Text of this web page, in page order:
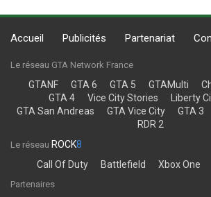
Accueil Publicités Partenariat
Le réseau GTA Network France
GTANF GTA 6 GTA 5 GTAMulti
GTA 4
Vice City Stories
Liberty
GTA San Andreas
GTA Vice City GTA 3
RDR 2
Le réseau ROCK8
Call Of Duty
Battlefield Xbox One
Partenaires